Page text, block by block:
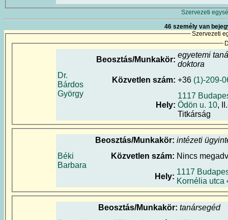
Szervezeti
46 személy van
Szervezeti
Dr.
Bárdos
György
Beosztás/Munkakör:
egyetemi
doktora
Közvetlen szám: +36 (1)-209-
Hely:
1117
Ödön u. 10,
Titkárság
Béki
Barbara
Beosztás/Munkakör: intézeti
Közvetlen szám: Nincs
Hely:
1117
Kornélia utca
Beosztás/Munkakör: tanársegéd